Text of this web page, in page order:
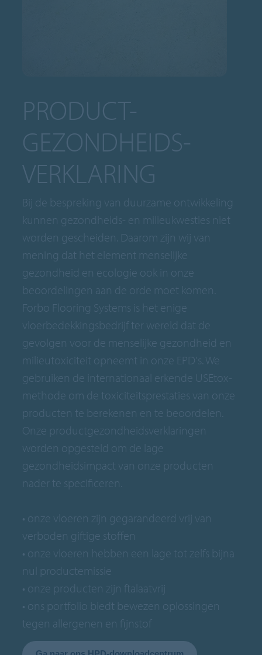
PRODUCT-
GEZONDHEIDS-
VERKLARING
Bij de bespreking van duurzame ontwikkeling
kunnen gezondheids- en milieukwesties niet
worden gescheiden. Daarom zijn wij van
mening dat het element menselijke
gezondheid en ecologie ook in onze
beoordelingen aan de orde moet komen.
Forbo Flooring Systems is het enige
vloerbedekkingsbedrijf ter wereld dat de
gevolgen voor de menselijke gezondheid en
milieutoxiciteit opneemt in onze EPD's. We
gebruiken de internationaal erkende USEtox-
methode om de toxiciteitsprestaties van onze
producten te berekenen en te beoordelen.
Onze productgezondheidsverklaringen
worden opgesteld om de lage
gezondheidsimpact van onze producten
nader te specificeren.
• onze vloeren zijn gegarandeerd vrij van
verboden giftige stoffen
• onze vloeren hebben een lage tot zelfs bijna
nul productemissie
• onze producten zijn ftalaatvrij
• ons portfolio biedt bewezen oplossingen
tegen allergenen en fijnstof